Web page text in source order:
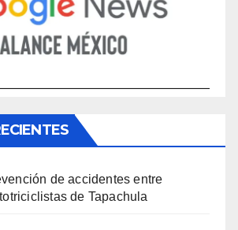
de accidentes entre
de Tapachula